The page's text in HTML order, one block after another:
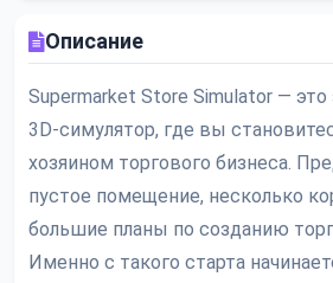
Описание
Supermarket Store Simulator —
3D-симулятор, где вы
хозяином торгового бизнеса.
пустое помещение, несколько
большие планы по созданию
Именно с такого старта